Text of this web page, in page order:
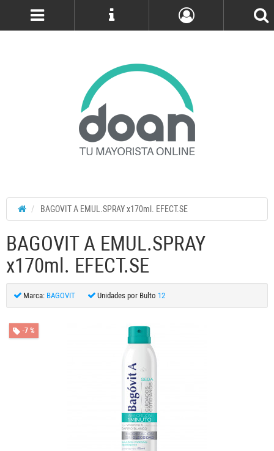
BAGOVIT A EMUL.SPRAY x170ml. EFECT.SE
BAGOVIT A EMUL.SPRAY
x170ml. EFECT.SE
Marca: BAGOVIT Unidades por Bulto 12
-7 %